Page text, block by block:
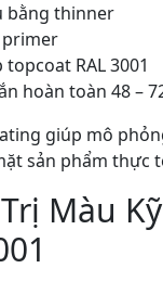
bằng thinner
topcoat RAL 3001
hoàn toàn 48 –
giúp mô
sản phẩm thực
Màu